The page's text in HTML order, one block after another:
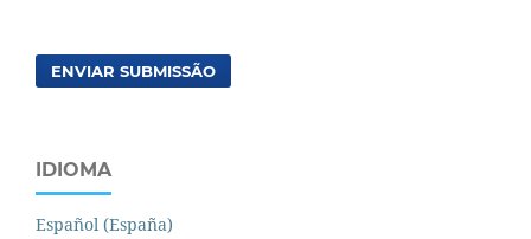
ENVIAR SUBMISSÃO
IDIOMA
Español (España)